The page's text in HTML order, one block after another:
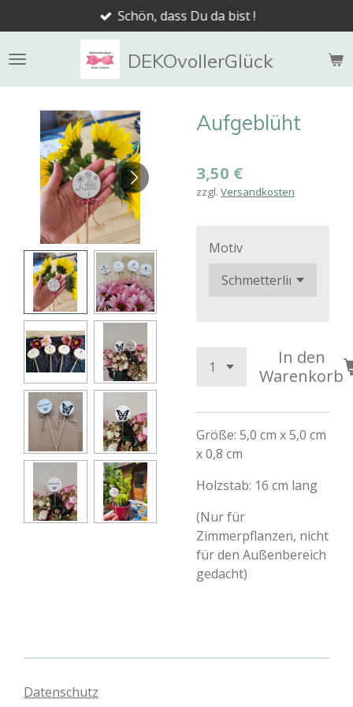
Hauptinhalt
springen
DEKOvollerGlück
Schön, dass Du da bist !
Aufgeblüht
3,50 €
zzgl. Versandkosten
Motiv
In den
Warenkorb
Größe: 5,0 cm x 5,0 cm
x 0,8 cm
Holzstab: 16 cm lang
(Nur für
Zimmerpflanzen, nicht
für den Außenbereich
gedacht)
Datenschutz